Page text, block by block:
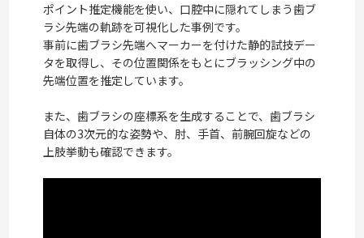
ポイント推定機能を使い、口腔中に隠れてしまう歯ブ
ラシ先端の軌跡を可視化した事例です。
事前に歯ブラシ先端へマーカーを付けた静的試技デー
タを取得し、その位置関係をもとにブラッシング中の
先端位置を推定しています。
また、歯ブラシの座標系を生成することで、歯ブラシ
自体の3次元的な姿勢や、肘、手首、前腕回旋などの
上肢挙動も確認できます。